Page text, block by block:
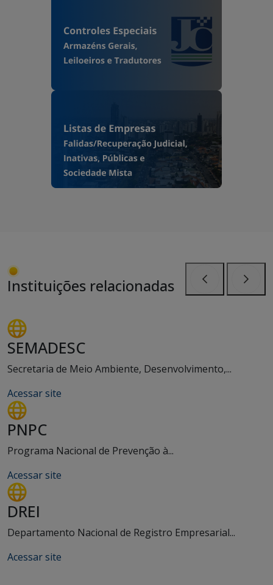
Instituições relacionadas
SEMADESC
Secretaria de Meio Ambiente, Desenvolvimento,...
Acessar site
PNPC
Programa Nacional de Prevenção à...
Acessar site
DREI
Departamento Nacional de Registro Empresarial...
Acessar site